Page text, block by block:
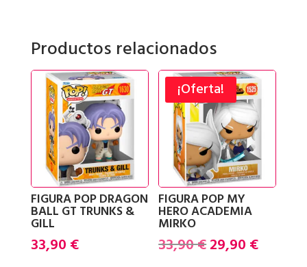
cantidad
Productos relacionados
FIGURA POP DRAGON
BALL GT TRUNKS &
GILL
33,90 €
¡Oferta!
FIGURA POP MY
HERO ACADEMIA
MIRKO
33,90€El
29,90 €El